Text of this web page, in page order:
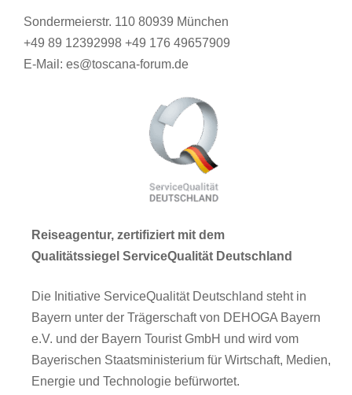
Sondermeierstr. 110 80939 München
+49 89 12392998 +49 176 49657909
E-Mail: es@toscana-forum.de
Reiseagentur, zertifiziert mit dem
Qualitätssiegel ServiceQualität Deutschland
Die Initiative ServiceQualität Deutschland steht in
Bayern unter der Trägerschaft von DEHOGA Bayern
e.V. und der Bayern Tourist GmbH und wird vom
Bayerischen Staatsministerium für Wirtschaft, Medien,
Energie und Technologie befürwortet.